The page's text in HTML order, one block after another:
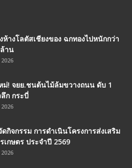
ห้างโลตัสเชียงของ ฉกทองไปหนักกว่า
าน
ม่! จยย.ชนต้นไม้ล้มขวางถนน ดับ 1
ก กระบี่
กิจกรรม การดำเนินโครงการส่งเสริม
เกษตร ประจำปี 2569